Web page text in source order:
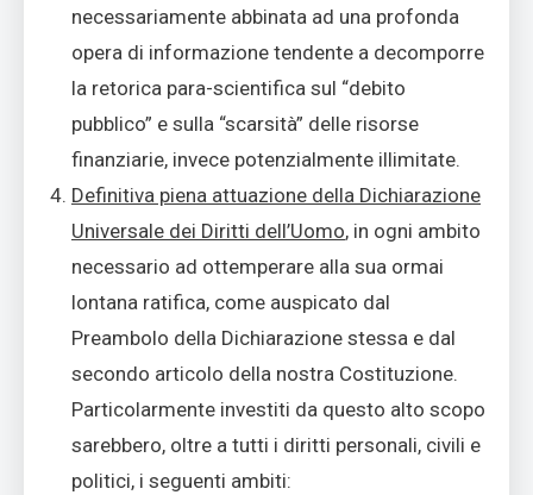
necessariamente abbinata ad una profonda
opera di informazione tendente a decomporre
la retorica para-scientifica sul “debito
pubblico” e sulla “scarsità” delle risorse
finanziarie, invece potenzialmente illimitate.
Definitiva piena attuazione della Dichiarazione
Universale dei Diritti dell’Uomo, in ogni ambito
necessario ad ottemperare alla sua ormai
lontana ratifica, come auspicato dal
Preambolo della Dichiarazione stessa e dal
secondo articolo della nostra Costituzione.
Particolarmente investiti da questo alto scopo
sarebbero, oltre a tutti i diritti personali, civili e
politici, i seguenti ambiti: